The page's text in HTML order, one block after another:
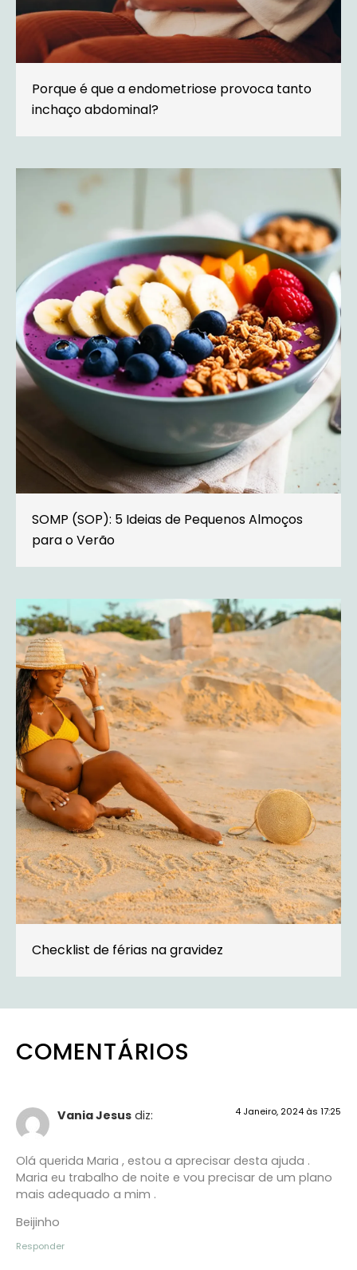
Porque é que a endometriose provoca tanto
inchaço abdominal?
SOMP (SOP): 5 Ideias de Pequenos Almoços
para o Verão
Checklist de férias na gravidez
COMENTÁRIOS
Vania Jesus diz: 4 Janeiro, 2024 às 17:25
Olá querida Maria , estou a aprecisar desta ajuda .
Maria eu trabalho de noite e vou precisar de um plano
mais adequado a mim .
Beijinho
Responder